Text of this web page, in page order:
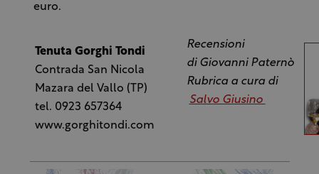
euro.
Tenuta Gorghi Tondi
Contrada San Nicola
Mazara del Vallo (TP)
tel. 0923 657364
www.gorghitondi.com
Recensioni
di Giovanni Paternò
Rubrica a cura di
Salvo Giusino